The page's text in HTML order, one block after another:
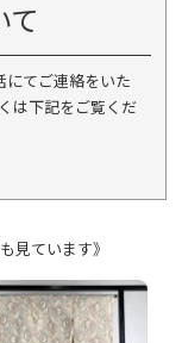
て
にてご連絡をいた
は下記をご覧くだ
見ています》